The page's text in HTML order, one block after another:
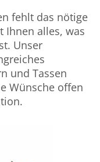
fehlt das nötige
Ihnen alles, was
Unser
und Tassen
Wünsche offen